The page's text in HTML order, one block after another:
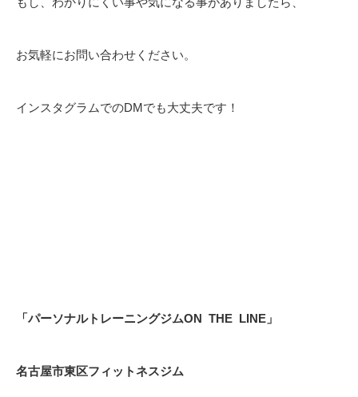
お気軽にお問い合わせください。
インスタグラムでのDMでも大丈夫です！
「パーソナルトレーニングジムON THE LINE 」
名古屋市東区フィットネスジム